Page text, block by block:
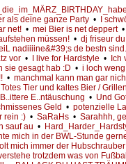
als deine ganze Party • I
net! • mei Bier is net deppert •
müssen! • dj friseur
nadiiiine&#39;s de bestn
vor • I live for Hardstyle •
Ich
sie gesagt hab :D • i loch
• manchmal kann man gar
Totes Tier und kaltes Bier /
E..ntäuschung • Und
Geld • potenzielle
rein :) • SaRaHs • Sarahhh,
sauf au •
mich in der BWL-Stunde
mich immer der
trotzdem was von Fußball